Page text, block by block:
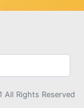
All Rights Reserved